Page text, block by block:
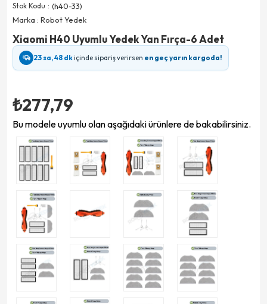
Stok Kodu
(h40-33)
Marka : Robot Yedek
Xiaomi H40 Uyumlu Yedek Yan Fırça-6 Adet
23 sa, 48 dkiçinde sipariş verirsen en geç yarın kargoda!
₺277,79
Bu modele uyumlu olan aşağıdaki ürünlere de bakabilirsiniz.